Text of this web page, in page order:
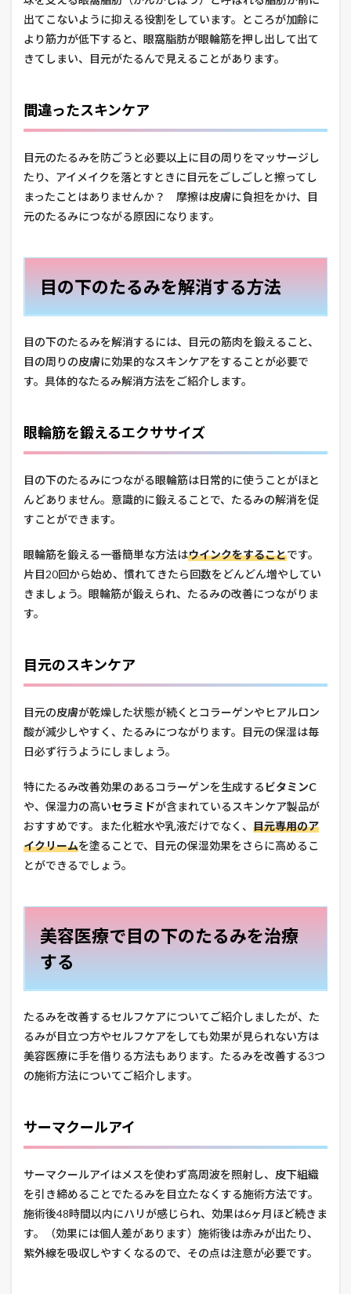
出てこないように抑える役割をしています。ところが加齢に
より筋力が低下すると、眼窩脂肪が眼輪筋を押し出して出て
きてしまい、目元がたるんで見えることがあります。
間違ったスキンケア
目元のたるみを防ごうと必要以上に目の周りをマッサージし
たり、アイメイクを落とすときに目元をごしごしと擦ってし
まったことはありませんか？ 摩擦は皮膚に負担をかけ、目
元のたるみにつながる原因になります。
目の下のたるみを解消する方法
目の下のたるみを解消するには、目元の筋肉を鍛えること、
目の周りの皮膚に効果的なスキンケアをすることが必要で
す。具体的なたるみ解消方法をご紹介します。
眼輪筋を鍛えるエクササイズ
目の下のたるみにつながる眼輪筋は日常的に使うことがほと
んどありません。意識的に鍛えることで、たるみの解消を促
すことができます。
眼輪筋を鍛える一番簡単な方法はウインクをすることです。
片目20回から始め、慣れてきたら回数をどんどん増やしてい
きましょう。眼輪筋が鍛えられ、たるみの改善につながりま
す。
目元のスキンケア
目元の皮膚が乾燥した状態が続くとコラーゲンやヒアルロン
酸が減少しやすく、たるみにつながります。目元の保湿は毎
日必ず行うようにしましょう。
特にたるみ改善効果のあるコラーゲンを生成する ビタミンC
や、保湿力の高いセラミドが含まれているスキンケア製品が
おすすめです。また化粧水や乳液だけでなく、 目元専用のア
イクリームを塗ることで、目元の保湿効果をさらに高めるこ
とができるでしょう。
美容医療で目の下のたるみを治療
する
たるみを改善するセルフケアについてご紹介しましたが、た
るみが目立つ方やセルフケアをしても効果が見られない方は
美容医療に手を借りる方法もあります。たるみを改善する3つ
の施術方法についてご紹介します。
サーマクールアイ
サーマクールアイはメスを使わず高周波を照射し、皮下組織
を引き締めることでたるみを目立たなくする施術方法です。
施術後48時間以内にハリが感じられ、効果は6ヶ月ほど続きま
す。（効果には個人差があります）施術後は赤みが出たり、
紫外線を吸収しやすくなるので、その点は注意が必要です。